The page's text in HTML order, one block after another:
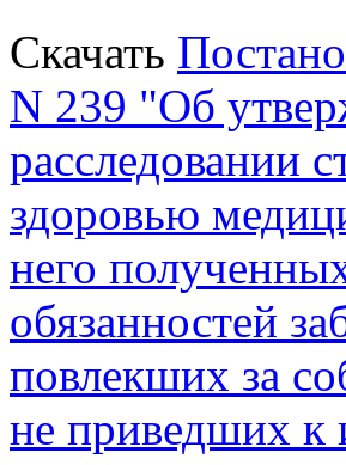
Скачать
N 239 "Об
расследовании
здоровью
него
обязанностей
повлекших за
не приведших к